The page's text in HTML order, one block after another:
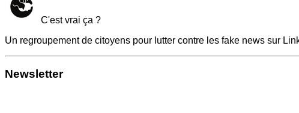
C'est vrai ça ?
Un regroupement de citoyens pour lutter contre les fake news sur
Newsletter